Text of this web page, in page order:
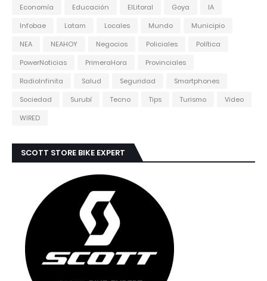
Economía
Educación ElLitoral Goya
IA
Infobae
Latam Locales Mundo
Municipio
NEA
NEAHOY Negocios Policiales
Política
PowerNoticias
PrimeraHora
Provinciales
RadioInfinita
Salud Seguridad
Smartphones
Sociedad
Surubí Tecno Tips Turismo
Video
WIRED
SCOTT STORE BIKE EXPERT